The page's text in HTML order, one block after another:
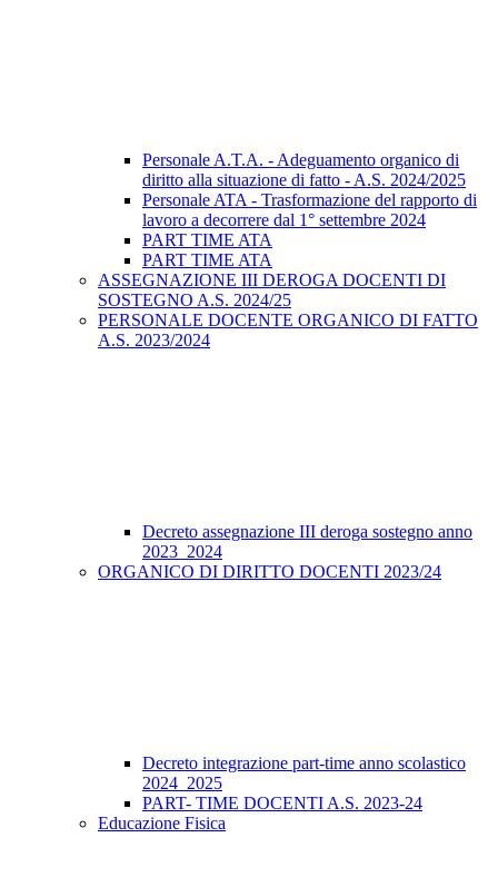
Personale A.T.A. - Adeguamento organico di
diritto alla situazione di fatto - A.S. 2024/2025
Personale ATA - Trasformazione del rapporto di
lavoro a decorrere dal 1° settembre 2024
PART TIME ATA
PART TIME ATA
ASSEGNAZIONE III DEROGA DOCENTI DI
SOSTEGNO A.S. 2024/25
PERSONALE DOCENTE ORGANICO DI FATTO
A.S. 2023/2024
Decreto assegnazione III deroga sostegno anno
2023_2024
ORGANICO DI DIRITTO DOCENTI 2023/24
Decreto integrazione part-time anno scolastico
2024_2025
PART- TIME DOCENTI A.S. 2023-24
Educazione Fisica